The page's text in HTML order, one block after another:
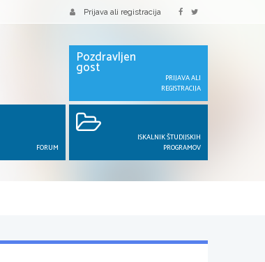
Prijava ali registracija
Pozdravljen
gost
PRIJAVA ALI
REGISTRACIJA
FORUM
ISKALNIK ŠTUDIJSKIH
PROGRAMOV